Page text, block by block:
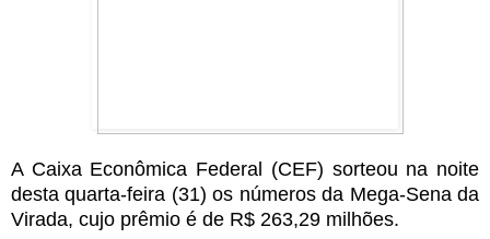
A Caixa Econômica Federal (CEF) sorteou na noite
desta quarta-feira (31) os números da Mega-Sena da
Virada, cujo prêmio é de R$ 263,29 milhões.